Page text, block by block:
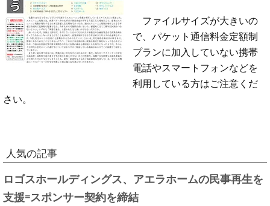
ファイルサイズが大きいの
で、パケット通信料金定額制
プランに加入していない携帯
電話やスマートフォンなどを
利用している方はご注意くだ
さい。
人気の記事
ロゴスホールディングス、アエラホームの民事再生を
支援=スポンサー契約を締結